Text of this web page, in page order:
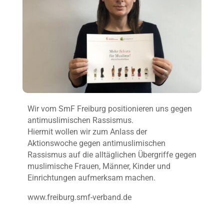
Wir vom SmF Freiburg positionieren uns gegen
antimuslimischen Rassismus.
Hiermit wollen wir zum Anlass der
Aktionswoche gegen antimuslimischen
Rassismus auf die alltäglichen Übergriffe gegen
muslimische Frauen, Männer, Kinder und
Einrichtungen aufmerksam machen.
www.freiburg.smf-verband.de